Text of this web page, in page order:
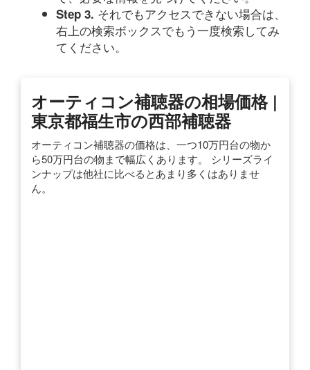
Step 3. それでもアクセスできない場合は、
右上の検索ボックスでもう一度検索してみ
てください。
オーティコン補聴器の相場価格 |
東京都福生市の西部補聴器
オーティコン補聴器の価格は、一つ10万円台の物か
ら50万円台の物まで幅広くあります。 シリーズライ
ンナップは他社に比べるとあまり多くはありませ
ん。